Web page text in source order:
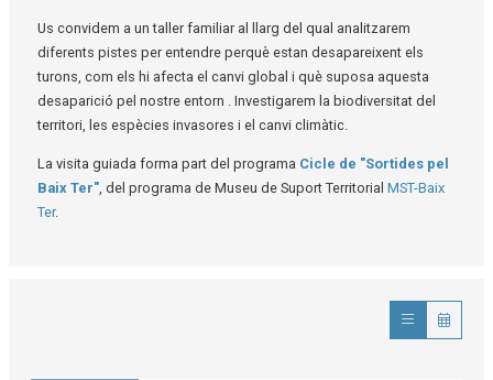
Us convidem a un taller familiar al llarg del qual analitzarem
diferents pistes per entendre perquè estan desapareixent els
turons, com els hi afecta el canvi global i què suposa aquesta
desaparició pel nostre entorn . Investigarem la biodiversitat del
territori, les espècies invasores i el canvi climàtic.
La visita guiada forma part del programa Cicle de "Sortides pel
Baix Ter", del programa de Museu de Suport Territorial MST-Baix
Ter.